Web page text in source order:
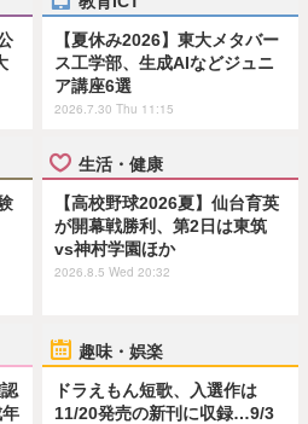
【夏休み2026】東大メタバー
ス工学部、生成AIなどジュニ
ア講座6選
2026.7.30 Thu 11:15
生活・健康
【高校野球2026夏】仙台育英
が開幕戦勝利、第2日は東筑
vs神村学園ほか
2026.8.5 Wed 20:32
趣味・娯楽
ドラえもん短歌、入選作は
11/20発売の新刊に収録…9/3